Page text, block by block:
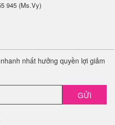
945 (Ms.Vy)
nhất hưởng quyền lợi giảm
GỬI